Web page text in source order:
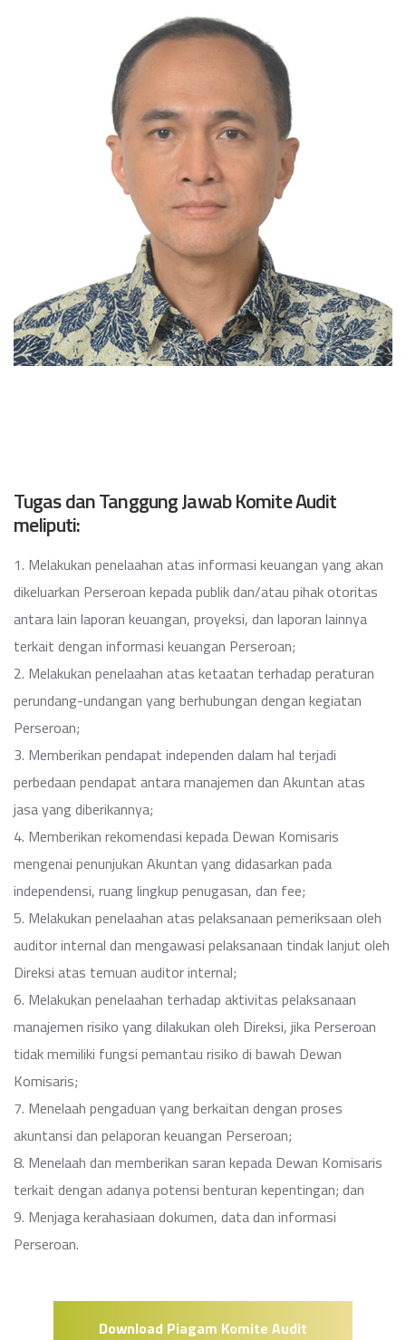
Tugas dan Tanggung Jawab Komite Audit
meliputi:
1. Melakukan penelaahan atas informasi keuangan yang akan
dikeluarkan Perseroan kepada publik dan/atau pihak otoritas
antara lain laporan keuangan, proyeksi, dan laporan lainnya
terkait dengan informasi keuangan Perseroan;
2. Melakukan penelaahan atas ketaatan terhadap peraturan
perundang-undangan yang berhubungan dengan kegiatan
Perseroan;
3. Memberikan pendapat independen dalam hal terjadi
perbedaan pendapat antara manajemen dan Akuntan atas
jasa yang diberikannya;
4. Memberikan rekomendasi kepada Dewan Komisaris
mengenai penunjukan Akuntan yang didasarkan pada
independensi, ruang lingkup penugasan, dan fee;
5. Melakukan penelaahan atas pelaksanaan pemeriksaan oleh
auditor internal dan mengawasi pelaksanaan tindak lanjut oleh
Direksi atas temuan auditor internal;
6. Melakukan penelaahan terhadap aktivitas pelaksanaan
manajemen risiko yang dilakukan oleh Direksi, jika Perseroan
tidak memiliki fungsi pemantau risiko di bawah Dewan
Komisaris;
7. Menelaah pengaduan yang berkaitan dengan proses
akuntansi dan pelaporan keuangan Perseroan;
8. Menelaah dan memberikan saran kepada Dewan Komisaris
terkait dengan adanya potensi benturan kepentingan; dan
9. Menjaga kerahasiaan dokumen, data dan informasi
Perseroan.
Download Piagam Komite Audit